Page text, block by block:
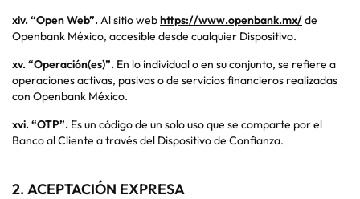
xiv. “Open Web”. Al sitio webhttps://www.openbank.mx/de
Openbank México, accesible desde cualquier Dispositivo.
xv. “Operación(es)”. En lo individual o en su conjunto, se refiere a
operaciones activas, pasivas o de servicios financieros realizadas
con Openbank México.
xvi. “OTP”. Es un código de un solo uso que se comparte por el
Banco al Cliente a través del Dispositivo de Confianza.
2. ACEPTACIÓN EXPRESA